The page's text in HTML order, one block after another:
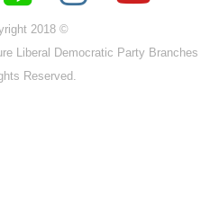
2018 ©
Liberal Democratic Party Branches
Reserved.